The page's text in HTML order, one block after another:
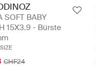
SOFT BABY
15X3.9 - Bürste
CHF24